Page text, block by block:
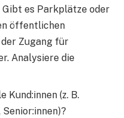
es Parkplätze oder
öffentlichen
Zugang für
Analysiere die
Kund:innen (z. B.